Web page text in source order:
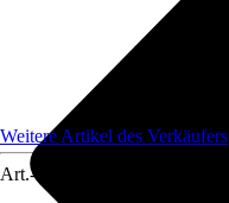
Weitere Artikel des Verkäufers
Art.-Nr.